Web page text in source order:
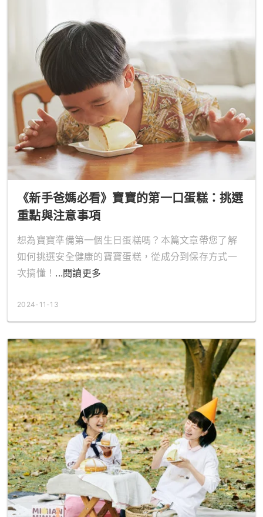
《新手爸媽必看》寶寶的第一口蛋糕：挑選
重點與注意事項
想為寶寶準備第一個生日蛋糕嗎？本篇文章帶您了解
如何挑選安全健康的寶寶蛋糕，從成分到保存方式一
次搞懂！ ...閱讀更多
2024-11-13